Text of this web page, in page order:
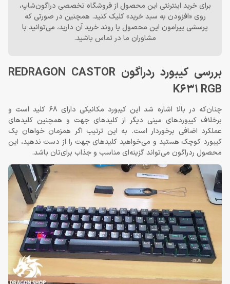
برای خرید اینترنتی این محصول از فروشگاه تخصصی دراگون‌شاپ،
روی «افزودن به سبد خرید» کلیک کنید. همچنین در صورتی که
پرسشی پیرامون این محصول یا روند خرید آن دارید، می‌توانید با
مشاوران ما در تماس باشید.
بررسی کیبورد ردراگون REDRAGON CASTOR
K631 RGB
چنان‌که در بالا اشاره شد این کیبورد مکانیکی دارای 68 کلید است و
برخلاف کیبوردهای مینی دیگر از کلیدهای جهت و همچنین کلیدهای
عملکرد اضافی برخوردار است. به این ترتیب اگر همزمان خواهان یک
کیبورد کوچک هستید و می‌خواهید کلیدهای جهت را از دست ندهید، این
محصول ردراگون می‌تواند گزینه‌ای مناسب و جذاب‌ برای‌تان باشد.